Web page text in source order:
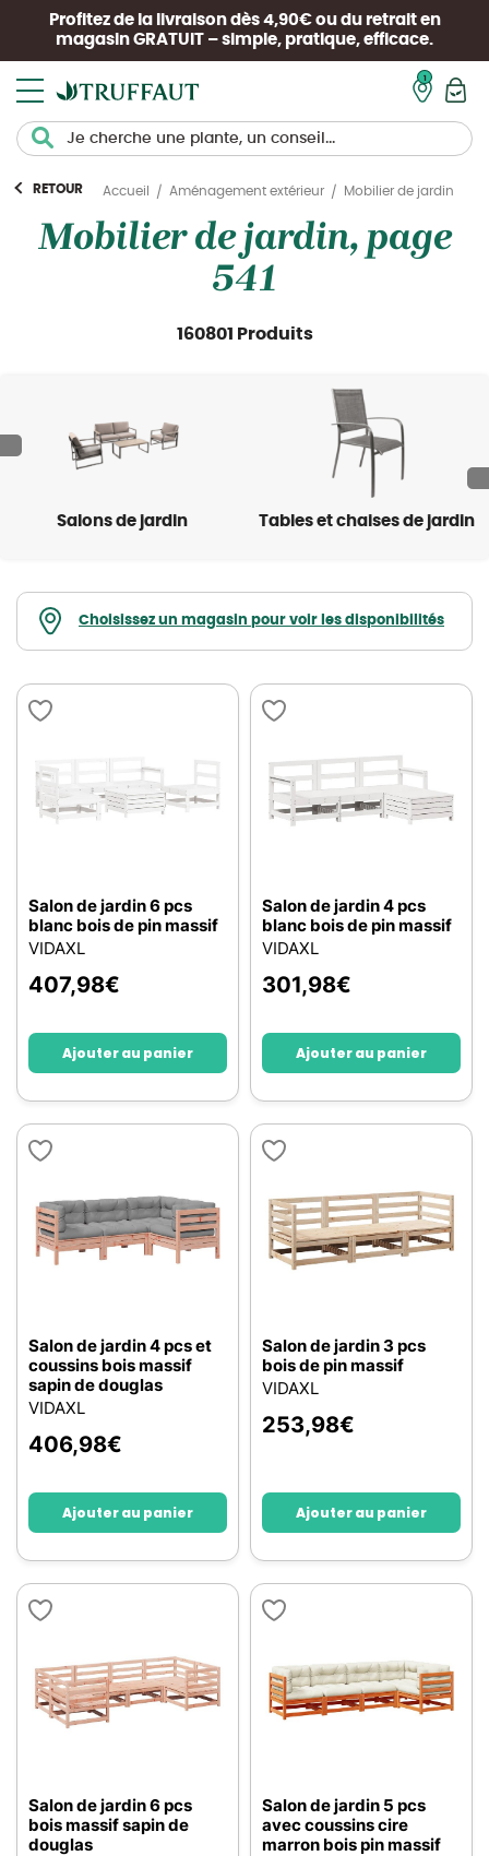
Profitez de la livraison dès 4,90€ ou du retrait en
magasin GRATUIT – simple, pratique, efficace.
RETOUR Accueil Aménagement extérieur Mobilier de jardin
Mobilier de jardin, page
541
160801 Produits
Salons de jardin Tables et chaises de jardin
Choisissez un magasin pour voir les disponibilités
Salon de jardin 6 pcs
blanc bois de pin massif
VIDAXL
407,98€
Ajouter au panier
Salon de jardin 4 pcs
blanc bois de pin massif
VIDAXL
301,98€
Ajouter au panier
Salon de jardin 4 pcs et
coussins bois massif
sapin de douglas
VIDAXL
406,98€
Ajouter au panier
Salon de jardin 3 pcs
bois de pin massif
VIDAXL
253,98€
Ajouter au panier
Salon de jardin 6 pcs
bois massif sapin de
douglas
Salon de jardin 5 pcs
avec coussins cire
marron bois pin massif